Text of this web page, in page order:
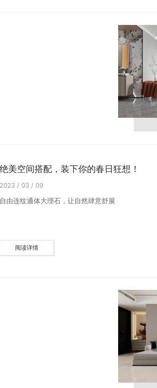
绝美空间搭配，装下你的春日狂想！
2023 / 03 / 09
自由连纹通体大理石，让自然肆意舒展
阅读详情